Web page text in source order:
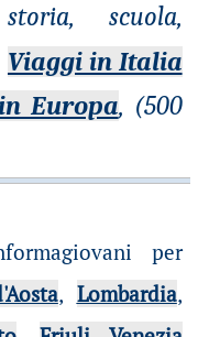
scuola,
Viaggi in Italia
Europa, (500
per
, Lombardia,